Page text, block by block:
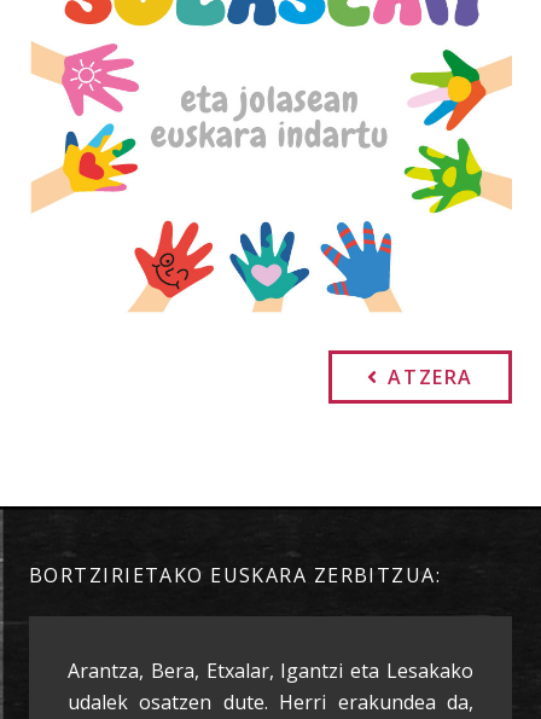
ATZERA
BORTZIRIETAKO EUSKARA ZERBITZUA:
Arantza, Bera, Etxalar, Igantzi eta Lesakako
udalek osatzen dute. Herri erakundea da,